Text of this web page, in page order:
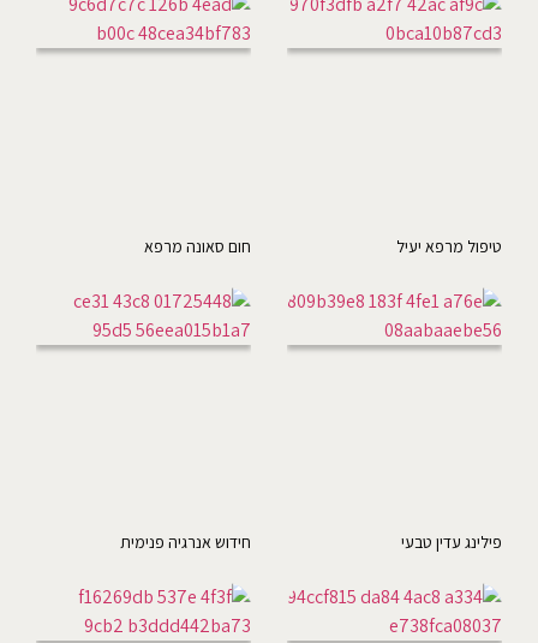
טיפול מרפא יעיל חום סאונה מרפא
פילינג עדין טבעי חידוש אנרגיה פנימית